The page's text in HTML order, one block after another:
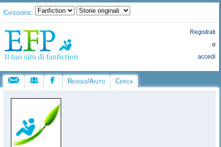
Categorie:
Registrati
o
accedi
Regole/Aiuto Cerca